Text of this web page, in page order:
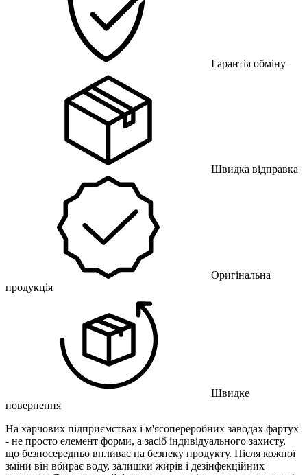
Гарантія обміну
Швидка відправка
Оригінальна
продукція
Швидке
повернення
На харчових підприємствах і м'ясопереробних заводах фартух
- не просто елемент форми, а засіб індивідуального захисту,
що безпосередньо впливає на безпеку продукту. Після кожної
зміни він вбирає воду, залишки жирів і дезінфекційних